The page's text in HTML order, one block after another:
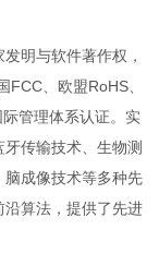
明与软件著作权，
、欧盟RoHS、
管理体系认证。实
传输技术、生物测
成像技术等多种先
算法，提供了先进